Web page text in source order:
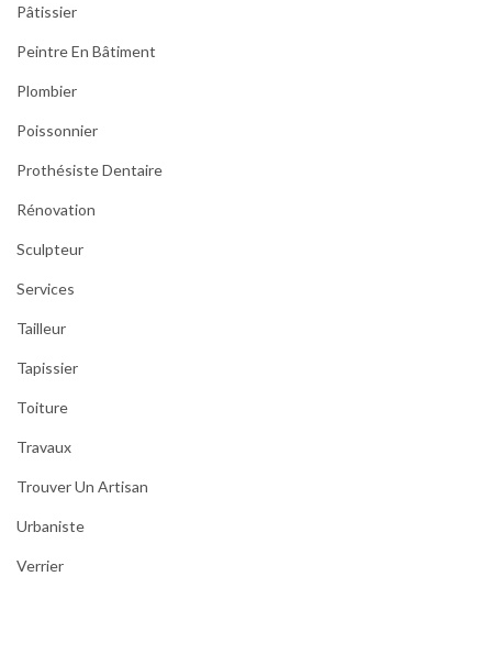
Pâtissier
Peintre En Bâtiment
Plombier
Poissonnier
Prothésiste Dentaire
Rénovation
Sculpteur
Services
Tailleur
Tapissier
Toiture
Travaux
Trouver Un Artisan
Urbaniste
Verrier